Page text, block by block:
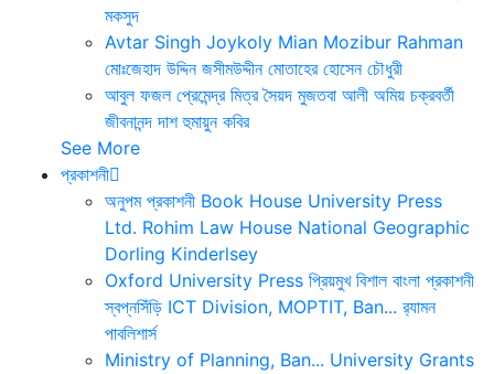
মকসুদ
Avtar Singh Joykoly Mian Mozibur Rahman
মোঃজেহাদ উদ্দিন জসীমউদ্দীন মোতাহের হোসেন চৌধুরী
আবুল ফজল প্রেমেন্দ্র মিত্র সৈয়দ মুজতবা আলী অমিয় চক্রবর্তী
জীবনানন্দ দাশ হুমায়ুন কবির
See More
প্রকাশনী
অনুপম প্রকাশনী Book House University Press
Ltd. Rohim Law House National Geographic
Dorling Kinderlsey
Oxford University Press প্রিয়মুখ বিশাল বাংলা প্রকাশনী
স্বপ্নসিঁড়ি ICT Division, MOPTIT, Ban... র‍্যামন
পাবলিশার্স
Ministry of Planning, Ban... University Grants